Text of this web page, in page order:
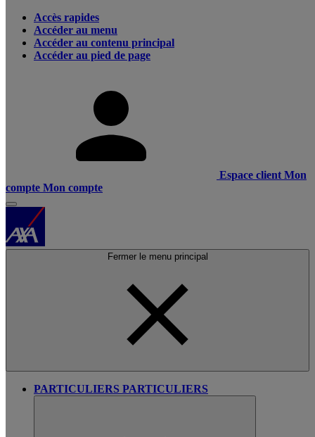
Accès rapides
Accéder au menu
Accéder au contenu principal
Accéder au pied de page
Espace client Mon
compte Mon compte
Fermer le menu principal
PARTICULIERS PARTICULIERS